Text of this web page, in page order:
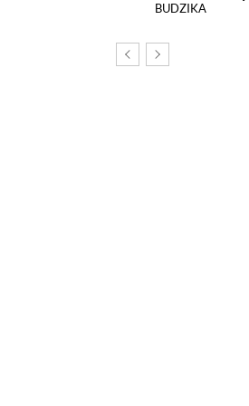
BUDZIKA
na tej stronie został
śledzących.